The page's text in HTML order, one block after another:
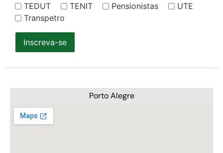
TEDUT
TENIT Pensionistas
UTE
Transpetro
Inscreva-se
Porto Alegre